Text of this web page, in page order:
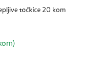
točkice 20 kom